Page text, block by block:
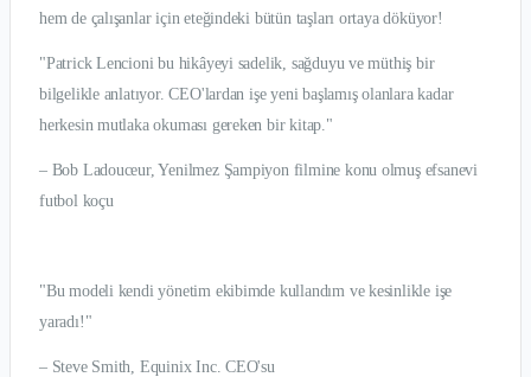
hem de çalışanlar için eteğindeki bütün taşları ortaya döküyor!
"Patrick Lencioni bu hikâyeyi sadelik, sağduyu ve müthiş bir
bilgelikle anlatıyor. CEO'lardan işe yeni başlamış olanlara kadar
herkesin mutlaka okuması gereken bir kitap."
– Bob Ladouceur, Yenilmez Şampiyon filmine konu olmuş efsanevi
futbol koçu
"Bu modeli kendi yönetim ekibimde kullandım ve kesinlikle işe
yaradı!"
– Steve Smith, Equinix Inc. CEO'su